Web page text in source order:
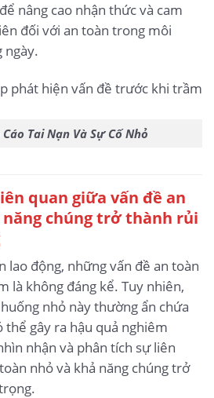
nâng cao nhận thức và cam
đối với an toàn trong môi
ngày.
Tai Nạn Và Sự Cố Nhỏ
quan giữa vấn đề an
chúng trở thành rủi
lao động, những vấn đề an toàn
là không đáng kể. Tuy nhiên,
nhỏ này thường ẩn chứa
thể gây ra hậu quả nghiêm
nhận và phân tích sự liên
nhỏ và khả năng chúng trở